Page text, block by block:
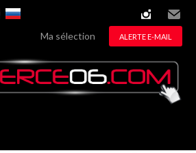
instagram
Email
Ma sélection ALERTE E-MAIL